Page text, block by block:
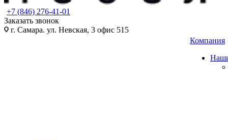
+7 (846) 276-41-01
Заказать звонок
г. Самара. ул. Невская, 3 офис 515
Компания